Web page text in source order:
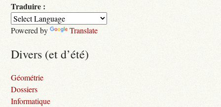
Traduire :
Powered by Translate
Divers (et d’été)
Géométrie
Dossiers
Informatique